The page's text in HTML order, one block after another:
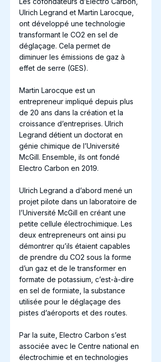
Ulrich Legrand et Martin Larocque,
ont développé une technologie
transformant le CO2 en sel de
déglaçage. Cela permet de
diminuer les émissions de gaz à
effet de serre (GES).
Martin Larocque est un
entrepreneur impliqué depuis plus
de 20 ans dans la création et la
croissance d’entreprises. Ulrich
Legrand détient un doctorat en
génie chimique de l’Université
McGill. Ensemble, ils ont fondé
Electro Carbon en 2019.
Ulrich Legrand a d’abord mené un
projet pilote dans un laboratoire de
l’Université McGill en créant une
petite cellule électrochimique. Les
deux entrepreneurs ont ainsi pu
démontrer qu’ils étaient capables
de prendre du CO2 sous la forme
d’un gaz et de le transformer en
formate de potassium, c’est-à-dire
en sel de formiate, la substance
utilisée pour le déglaçage des
pistes d’aéroports et des routes.
Par la suite, Electro Carbon s’est
associée avec le Centre national en
électrochimie et en technologies